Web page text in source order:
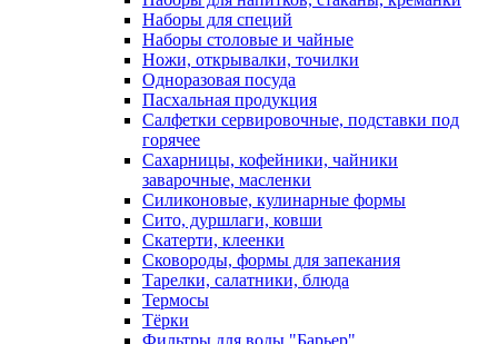
Наборы для специй
Наборы столовые и чайные
Ножи, открывалки, точилки
Одноразовая посуда
Пасхальная продукция
Салфетки сервировочные, подставки под
горячее
Сахарницы, кофейники, чайники
заварочные, масленки
Силиконовые, кулинарные формы
Сито, дуршлаги, ковши
Скатерти, клеенки
Сковороды, формы для запекания
Тарелки, салатники, блюда
Термосы
Тёрки
Фильтры для воды "Барьер"